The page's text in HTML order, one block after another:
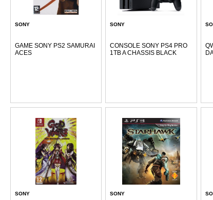
SONY
GAME SONY PS2 SAMURAI
ACES
SONY
CONSOLE SONY PS4 PRO
1TB A CHASSIS BLACK
SONY SONY